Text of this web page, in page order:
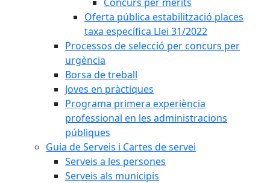
Oferta pública estabilització places
taxa específica Llei 31/2022
Processos de selecció per concurs per
urgència
Borsa de treball
Joves en pràctiques
Programa primera experiència
professional en les administracions
públiques
Guia de Serveis i Cartes de servei
Serveis a les persones
Serveis als municipis